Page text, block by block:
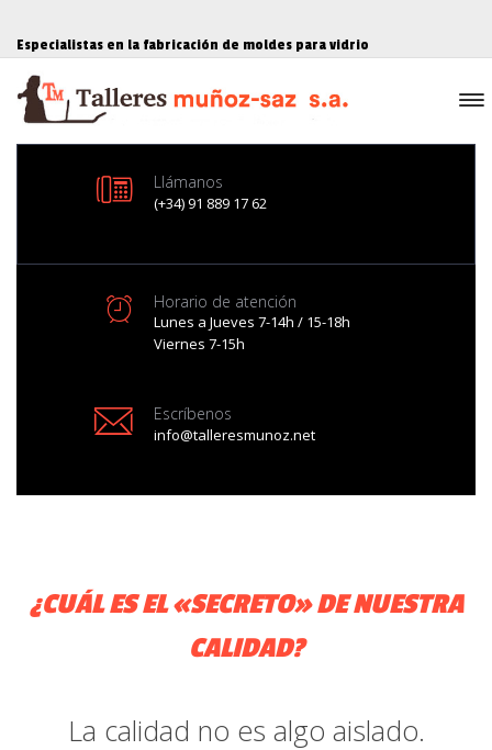
Especialistas en la fabricación de moldes para vidrio
CALIDAD
Llámanos
(+34) 91 889 17 62
Horario de atención
Lunes a Jueves 7-14h / 15-18h
Viernes 7-15h
Escríbenos
info@talleresmunoz.net
¿CUÁL ES EL «SECRETO» DE NUESTRA
CALIDAD?
La calidad no es algo aislado.